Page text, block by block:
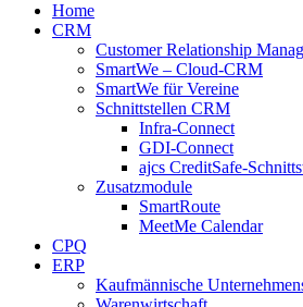
Home
CRM
Customer Relationship
SmartWe – Cloud-CRM
SmartWe für Vereine
Schnittstellen CRM
Infra-Connect
GDI-Connect
ajcs CreditSafe-
Zusatzmodule
SmartRoute
MeetMe Calendar
CPQ
ERP
Kaufmännische